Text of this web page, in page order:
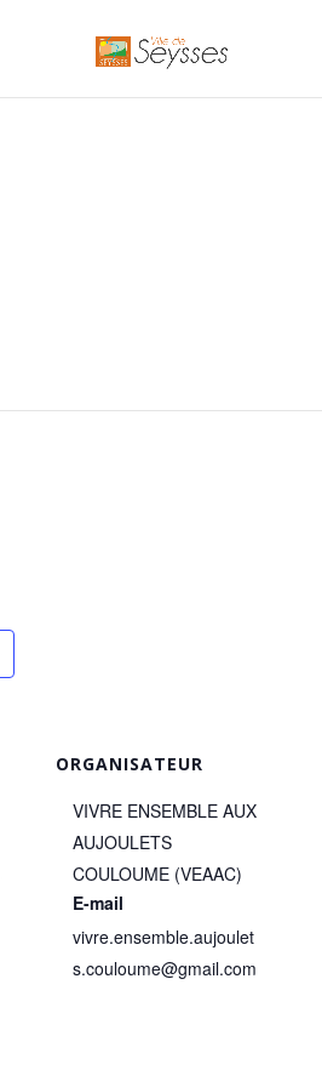
ORGANISATEUR
VIVRE ENSEMBLE AUX
AUJOULETS
COULOUME (VEAAC)
E-mail
vivre.ensemble.aujoulet
s.couloume@gmail.com